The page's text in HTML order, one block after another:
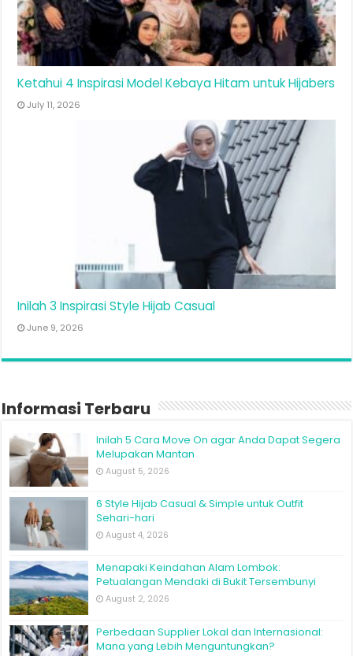
Ketahui 4 Inspirasi Model Kebaya Hitam untuk Hijabers
July 11, 2026
Inilah 3 Inspirasi Style Hijab Casual
June 9, 2026
Informasi Terbaru
Inilah 5 Cara Move On agar Anda Dapat Segera
Melupakan Mantan
August 5, 2026
6 Style Hijab Casual & Simple untuk Outfit
Sehari-hari
August 4, 2026
Menapaki Keindahan Alam Lombok:
Petualangan Mendaki di Bukit Tersembunyi
August 2, 2026
Perbedaan Supplier Lokal dan Internasional:
Mana yang Lebih Menguntungkan?